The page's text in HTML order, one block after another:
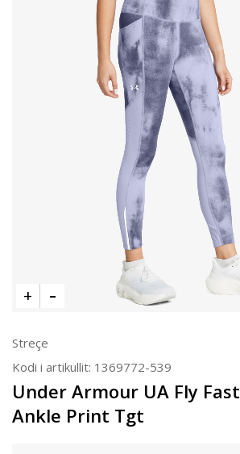
Streçe
Kodi i artikullit: 1369772-539
Under Armour UA Fly Fast
Ankle Print Tgt